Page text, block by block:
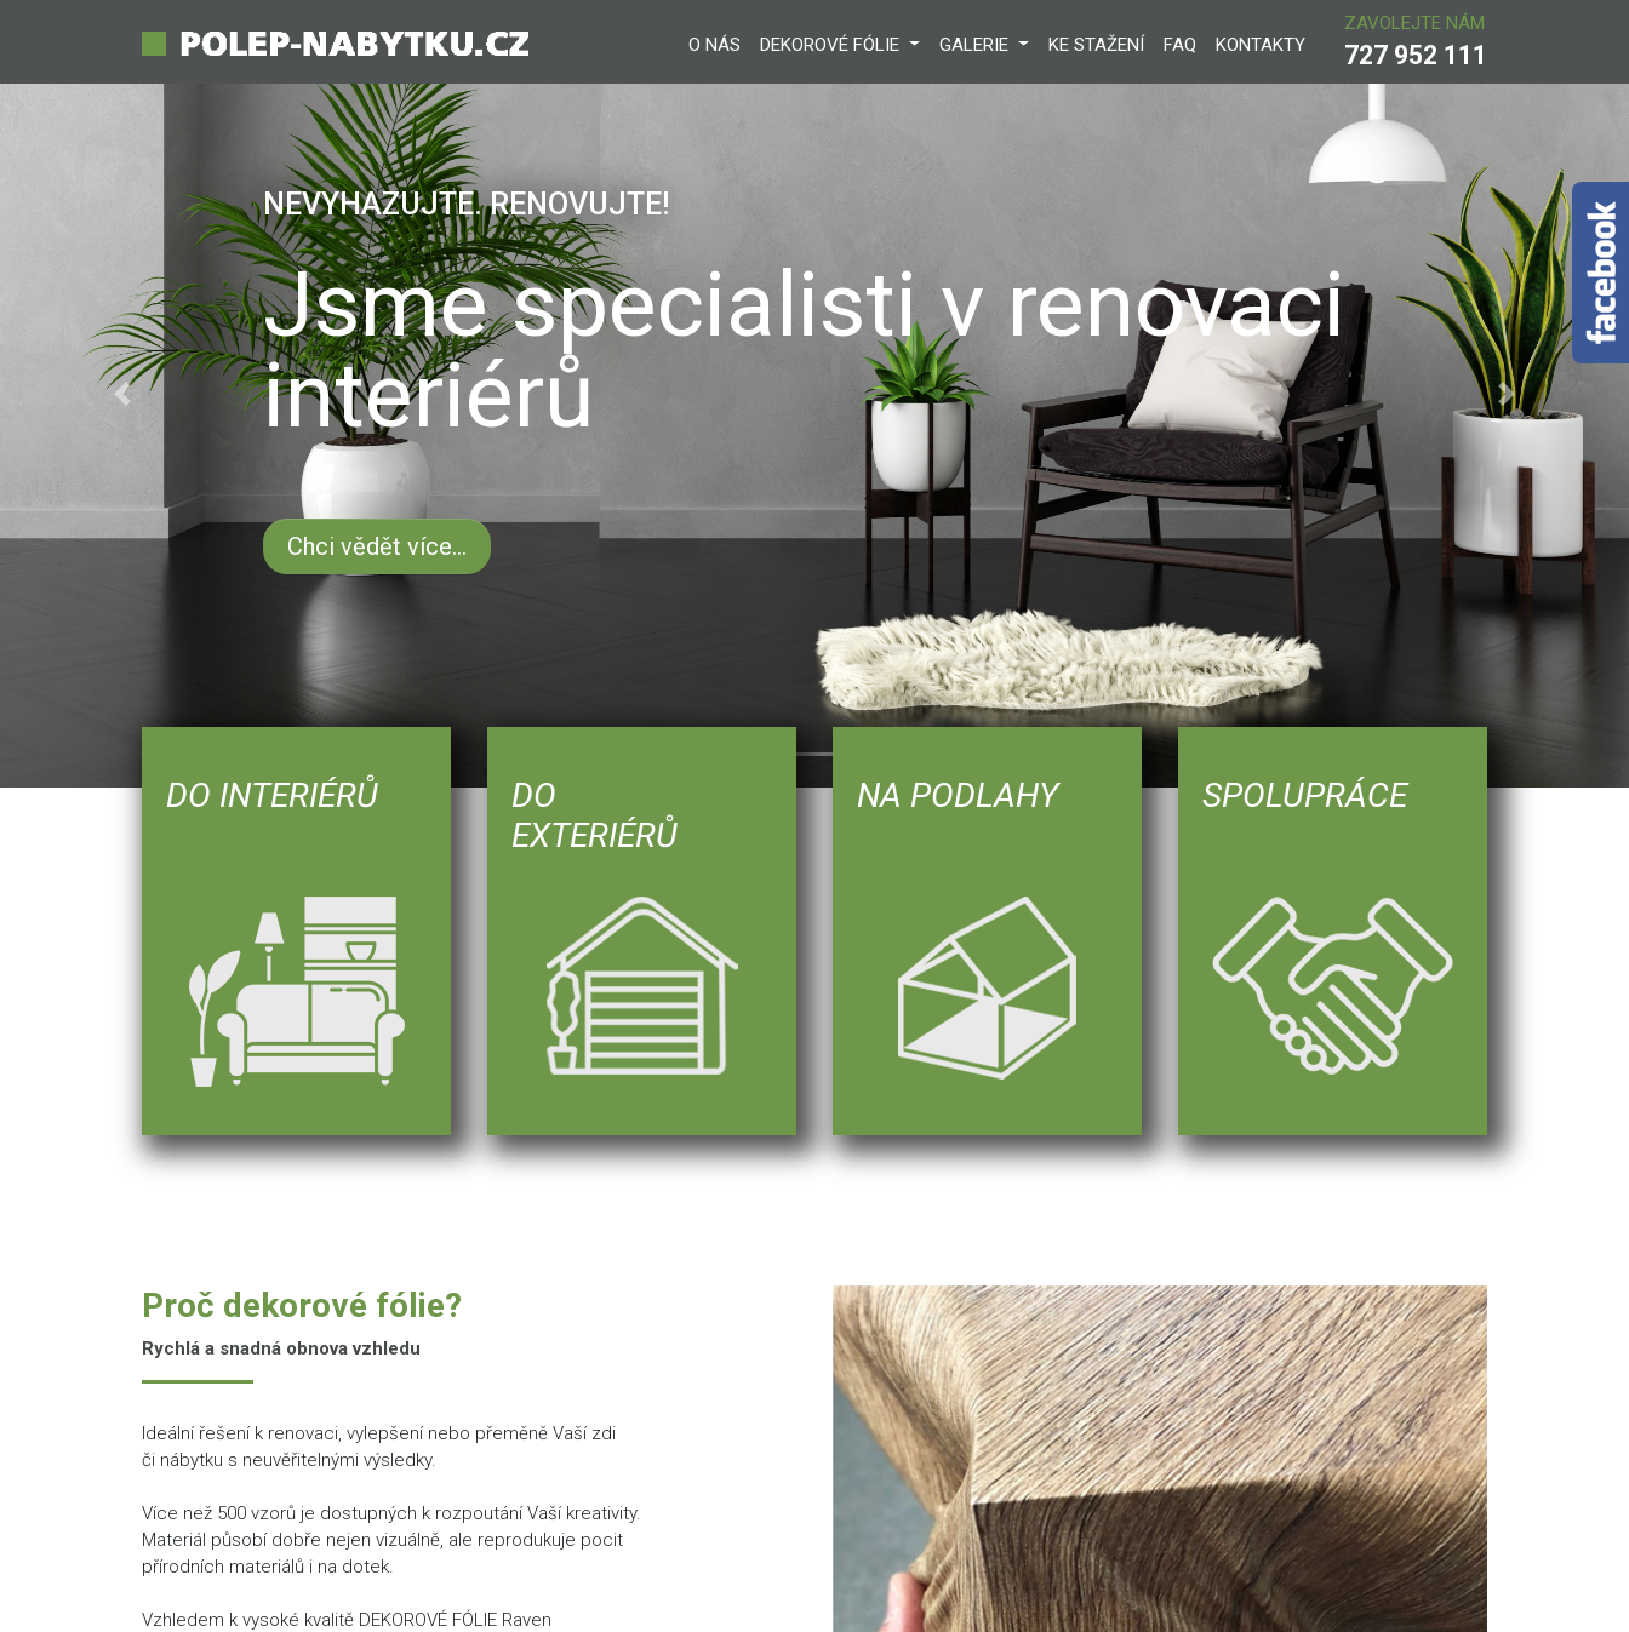
O NÁS DEKOROVÉ FÓLIE GALERIE KE STAŽENÍ FAQ KONTAKTY
ZAVOLEJTE NÁM
727 952 111
BROŽURA KE STAŽENÍ
Mějte přehled o aktuálních
dekorech
Chci vědět více...
Previous Next
DO INTERIÉRŮ
DO
EXTERIÉRŮ
NA PODLAHY SPOLUPRÁCE
Proč dekorové fólie?
Rychlá a snadná obnova vzhledu
Ideální řešení k renovaci, vylepšení nebo přeměně Vaší zdi
či nábytku s neuvěřitelnými výsledky.
Více než 500 vzorů je dostupných k rozpoutání Vaší kreativity.
Materiál působí dobře nejen vizuálně, ale reprodukuje pocit
přírodních materiálů i na dotek.
Vzhledem k vysoké kvalitě DEKOROVÉ FÓLIE Raven